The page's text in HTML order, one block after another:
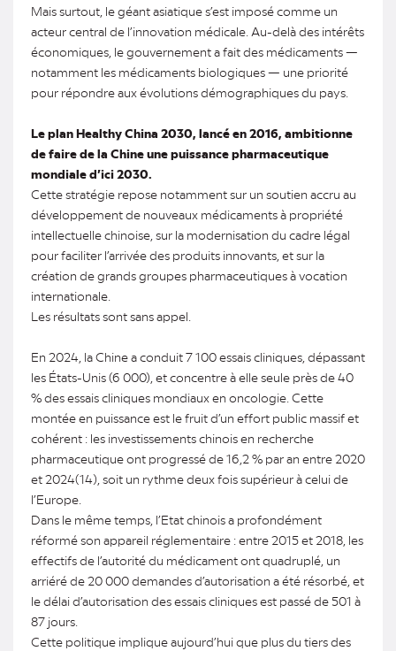
Mais surtout, le géant asiatique s’est imposé comme un
acteur central de l’innovation médicale. Au-delà des intérêts
économiques, le gouvernement a fait des médicaments —
notamment les médicaments biologiques — une priorité
pour répondre aux évolutions démographiques du pays.
Le plan Healthy China 2030, lancé en 2016, ambitionne
de faire de la Chine une puissance pharmaceutique
mondiale d’ici 2030.
Cette stratégie repose notamment sur un soutien accru au
développement de nouveaux médicaments à propriété
intellectuelle chinoise, sur la modernisation du cadre légal
pour faciliter l’arrivée des produits innovants, et sur la
création de grands groupes pharmaceutiques à vocation
internationale.
Les résultats sont sans appel.
En 2024, la Chine a conduit 7 100 essais cliniques, dépassant
les États-Unis (6 000), et concentre à elle seule près de 40
% des essais cliniques mondiaux en oncologie. Cette
montée en puissance est le fruit d’un effort public massif et
cohérent : les investissements chinois en recherche
pharmaceutique ont progressé de 16,2 % par an entre 2020
et 2024(14), soit un rythme deux fois supérieur à celui de
l’Europe.
Dans le même temps, l’Etat chinois a profondément
réformé son appareil réglementaire : entre 2015 et 2018, les
effectifs de l’autorité du médicament ont quadruplé, un
arriéré de 20 000 demandes d’autorisation a été résorbé, et
le délai d’autorisation des essais cliniques est passé de 501 à
87 jours.
Cette politique implique aujourd’hui que plus du tiers des